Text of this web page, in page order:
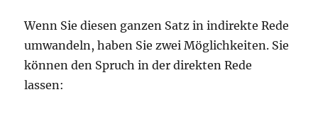
Wenn Sie diesen ganzen Satz in indirekte Rede
umwandeln, haben Sie zwei Möglichkeiten. Sie
können den Spruch in der direkten Rede
lassen: